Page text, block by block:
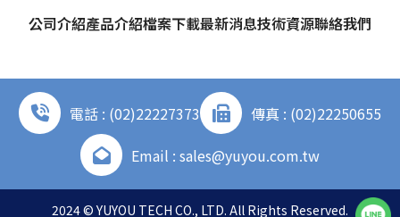
公司介紹產品介紹檔案下載最新消息技術資源聯絡我們
電話 : (02)22227373
傳真 : (02)22250655
Email : sales@yuyou.com.tw
2024 © YUYOU TECH CO., LTD. All Rights Reserved.